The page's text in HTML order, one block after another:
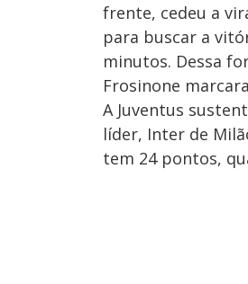
frente, cedeu a
para buscar a
minutos. Dessa
Frosinone
A Juventus
líder, Inter de
tem 24 pontos,